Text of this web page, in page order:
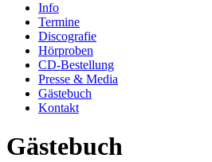
Info
Termine
Discografie
Hörproben
CD-Bestellung
Presse & Media
Gästebuch
Kontakt
Gästebuch